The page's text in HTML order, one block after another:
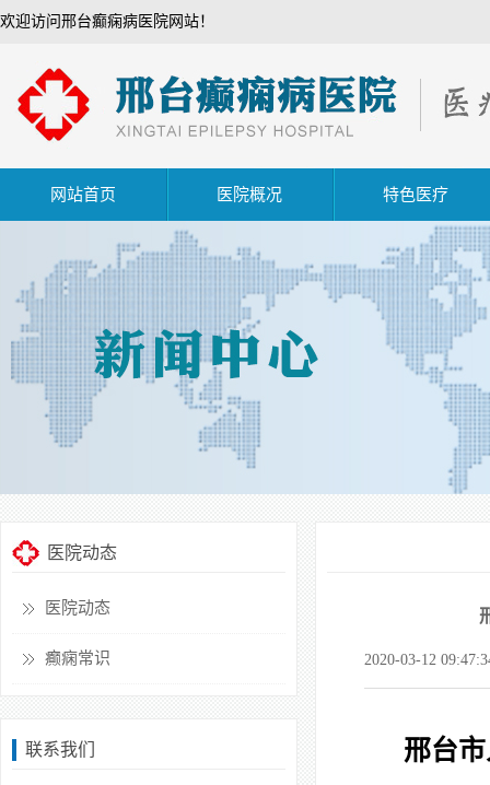
欢迎访问邢台癫痫病医院网站！
网站首页 医院概况 特色医疗
医院动态
医院动态
癫痫常识
联系我们
2020-03-12
邢台